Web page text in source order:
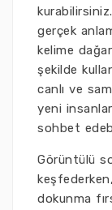
gerçek
kelime
şekilde
canlı ve
yeni
sohbet
Görüntülü
dokunma